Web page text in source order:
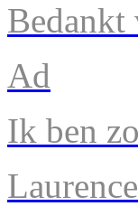
Bedankt
Ad
Ik ben
Laurence